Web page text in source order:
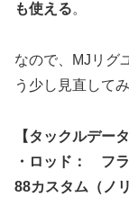
も使える。
なので、MJリグ
う少し見直して
【タックルデータ
・ロッド： フ
88カスタム（ノ